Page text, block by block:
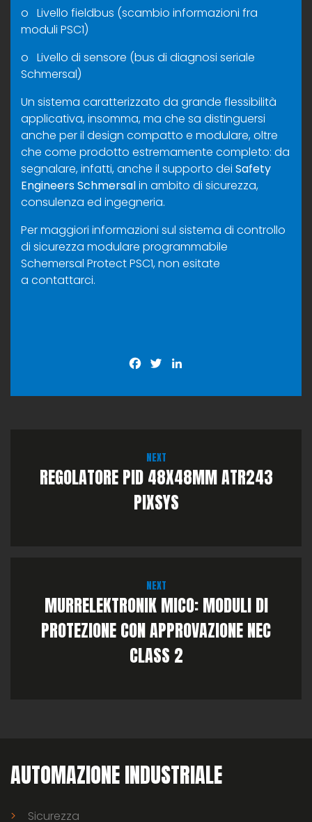
o Livello fieldbus (scambio informazioni fra
moduli PSC1)
o Livello di sensore (bus di diagnosi seriale
Schmersal)
Un sistema caratterizzato da grande flessibilità
applicativa, insomma, ma che sa distinguersi
anche per il design compatto e modulare, oltre
che come prodotto estremamente completo: da
segnalare, infatti, anche il supporto dei Safety
Engineers Schmersalin ambito di sicurezza,
consulenza ed ingegneria.
Per maggiori informazioni sul sistema di controllo
di sicurezza modulare programmabile
Schemersal Protect PSC1, non esitate
a contattarci.
Facebook
Twitter
NEXT
REGOLATORE PID 48X48MM ATR243
PIXSYS
NEXT
MURRELEKTRONIK MICO: MODULI DI
PROTEZIONE CON APPROVAZIONE NEC
CLASS 2
AUTOMAZIONE INDUSTRIALE
Sicurezza